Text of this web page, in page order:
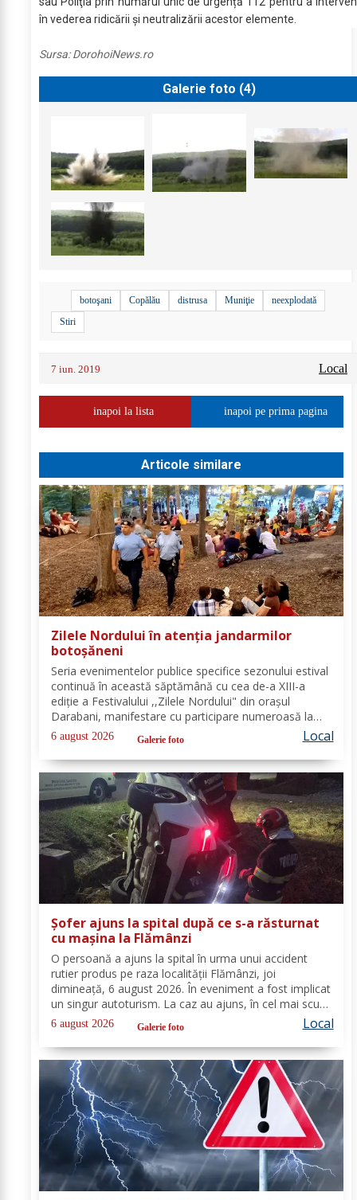
în vederea ridicării şi neutralizării acestor elemente.
Sursa:DorohoiNews.ro
Galerie foto (4)
botoşani Copălău distrusa Muniţie
neexplodată
Stiri
7 iun. 2019 Local
inapoi la lista inapoi pe prima pagina
Articole similare
Zilele Nordului în atenția jandarmilor
botoșăneni
Seria evenimentelor publice specifice sezonului estival
continuă în această săptămână cu cea de-a XIII-a
ediție a Festivalului ,,Zilele Nordului" din orașul
Darabani, manifestare cu participare numeroasă la
care Inspectoratul de Jandarmi Județean Botoșani, în
cooperare cu partenerii instituționali,...
6 august 2026 Galerie foto Local
Șofer ajuns la spital după ce s-a răsturnat
cu mașina la Flămânzi
O persoană a ajuns la spital în urma unui accident
rutier produs pe raza localității Flămânzi, joi
dimineață, 6 august 2026. În eveniment a fost implicat
un singur autoturism. La caz au ajuns, în cel mai scurt
timp, pompierii din cadrul Punctului de Lucru Flămânzi,
cu o autospecială de stingere și...
6 august 2026 Galerie foto Local